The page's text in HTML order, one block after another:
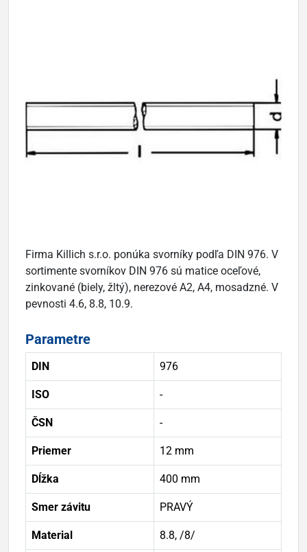
Firma Killich s.r.o. ponúka svorníky podľa DIN 976. V
sortimente svorníkov DIN 976 sú matice oceľové,
zinkované (biely, žltý), nerezové A2, A4, mosadzné. V
pevnosti 4.6, 8.8, 10.9.
Parametre
DIN 976
ISO -
ČSN -
Priemer 12 mm
Dĺžka 400 mm
Smer závitu PRAVÝ
Material 8.8, /8/